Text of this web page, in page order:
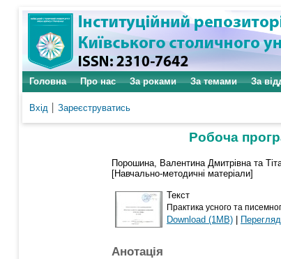
Головна Про нас За роками За темами За
Вхід Зареєструватись
Робоча
Порошина, Валентина Дмитрівна та
[Навчально-методичні матеріали]
Текст
Практика усного та
Download (1MB) | Перегляд
Анотація